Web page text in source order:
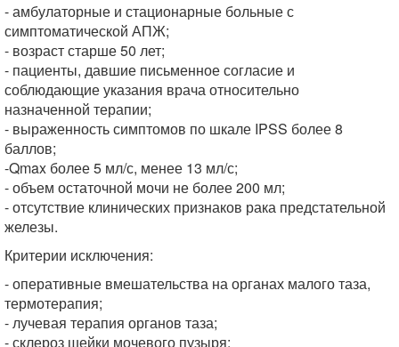
- амбулаторные и стационарные больные с
симптоматической АПЖ;
- возраст старше 50 лет;
- пациенты, давшие письменное согласие и
соблюдающие указания врача относительно
назначенной терапии;
- выраженность симптомов по шкале IPSS более 8
баллов;
-Qmax более 5 мл/с, менее 13 мл/с;
- объем остаточной мочи не более 200 мл;
- отсутствие клинических признаков рака предстательной
железы.
Критерии исключения:
- оперативные вмешательства на органах малого таза,
термотерапия;
- лучевая терапия органов таза;
- склероз шейки мочевого пузыря;